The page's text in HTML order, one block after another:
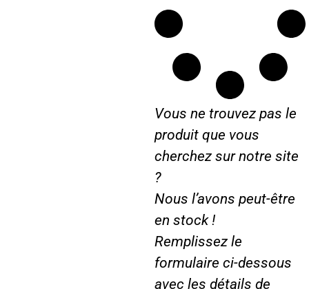
Vous ne trouvez pas le
produit que vous
cherchez sur notre site
?
Nous l’avons peut-être
en stock !
Remplissez le
formulaire ci-dessous
avec les détails de